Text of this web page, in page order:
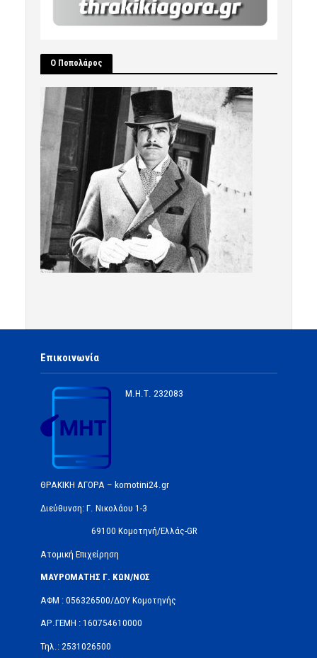
Ο Ποπολάρος
Επικοινωνία
Μ.Η.Τ. 232083
ΘΡΑΚΙΚΗ ΑΓΟΡΑ – komotini24.gr
Διεύθυνση: Γ. Νικολάου 1-3
69100 Κομοτηνή/Ελλάς-GR
Ατομική Επιχείρηση
ΜΑΥΡΟΜΑΤΗΣ Γ. ΚΩΝ/ΝΟΣ
ΑΦΜ : 056326500/ΔOΥ Κομοτηνής
ΑΡ.ΓΕΜΗ : 160754610000
Τηλ.: 2531026500